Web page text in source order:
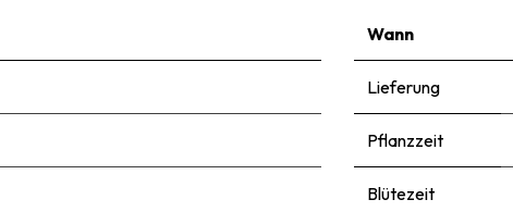
Wann
Lieferung
Pflanzzeit
Blütezeit